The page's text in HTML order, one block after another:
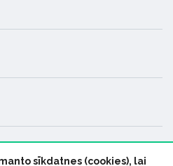
sīkdatnes (cookies), lai